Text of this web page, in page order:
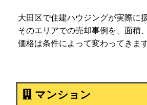
大田区で住建ハウジングが実際に
そのエリアでの売却事例を、面積
価格は条件によって変わってきま
マンション